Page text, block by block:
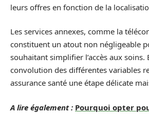
leurs offres en fonction de la
Les services annexes, comme la
constituent un atout non négligeable
souhaitant simplifier l’accès aux soins.
convolution des différentes variables
assurance santé une étape délicate
A lire également : Pourquoi opter